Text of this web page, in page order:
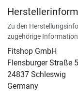
Zu den
zugehörige
Fitshop GmbH
Flensburger Straße
24837 Schleswig
Germany